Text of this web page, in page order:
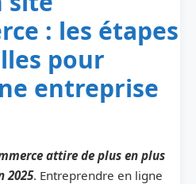
: les étapes
pour
entreprise
attire de plus en plus
2025. Entreprendre en ligne